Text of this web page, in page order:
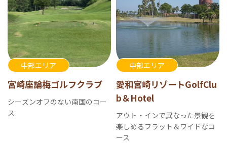
中部エリア
宮崎座論梅ゴルフクラブ
シーズンオフのない南国のコー
ス
中部エリア
愛和宮崎リゾートGolfClu
b＆Hotel
アウト・インで異なった景観を
楽しめるフラット＆ワイドなコ
ース